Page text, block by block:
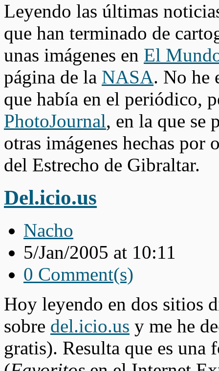
Leyendo las últimas
que han terminado de
unas imágenes en El
página de la NASA. No he
que había en el periódico,
PhotoJournal, en la que se
otras imágenes hechas por
del Estrecho de Gibraltar.
Del.icio.us
Nacho
5/Jan/2005 at 10:11
0 Comment(s)
Hoy leyendo en dos sitios
sobre del.icio.us y me he
gratis). Resulta que es una